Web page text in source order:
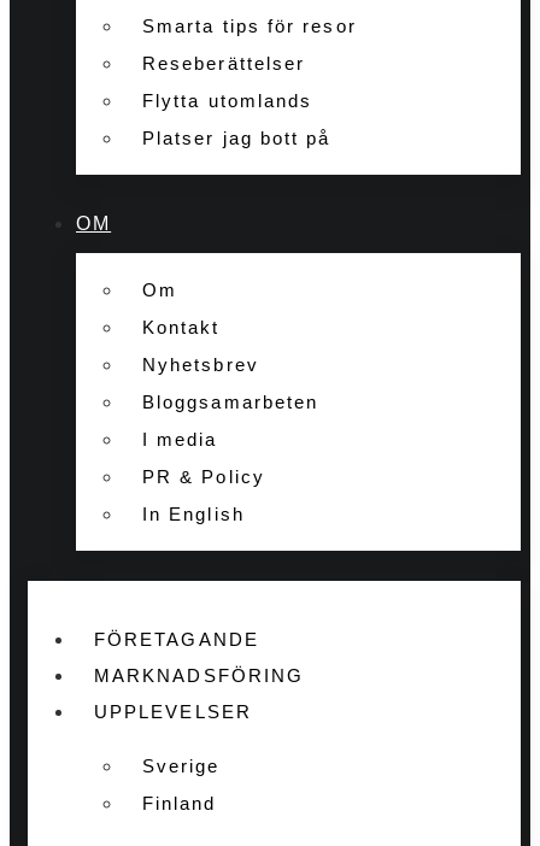
Smarta tips för resor
Reseberättelser
Flytta utomlands
Platser jag bott på
OM
Om
Kontakt
Nyhetsbrev
Bloggsamarbeten
I media
PR & Policy
In English
FÖRETAGANDE
MARKNADSFÖRING
UPPLEVELSER
Sverige
Finland